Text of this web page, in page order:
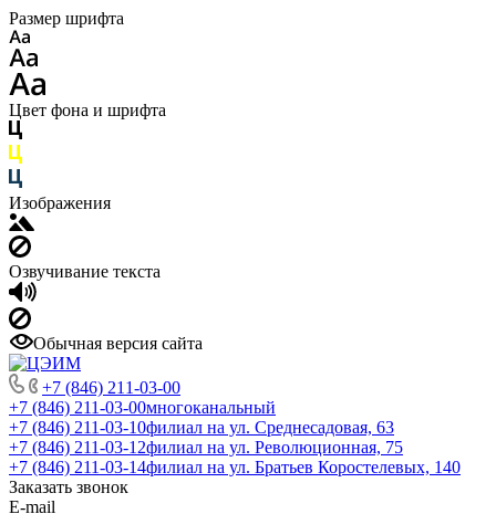
Размер шрифта
Цвет фона и шрифта
Изображения
Озвучивание текста
Обычная версия сайта
+7 (846) 211-03-00
+7 (846) 211-03-00многоканальный
+7 (846) 211-03-10филиал на ул. Среднесадовая, 63
+7 (846) 211-03-12филиал на ул. Революционная, 75
+7 (846) 211-03-14филиал на ул. Братьев Коростелевых, 140
Заказать звонок
E-mail